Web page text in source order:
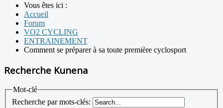
Vous êtes ici :
Accueil
Forum
VO2 CYCLING
ENTRAINEMENT
Comment se préparer à sa toute première cyclosport
Recherche Kunena
Mot-clé
Recherche par mots-clés: